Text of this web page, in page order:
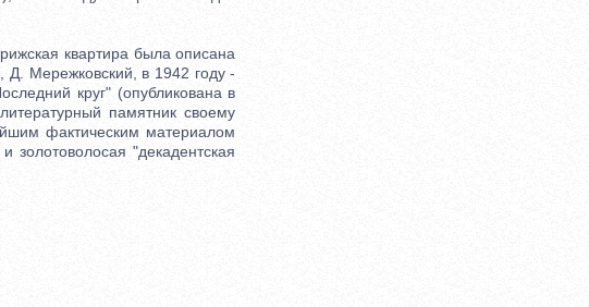
квартира была описана
Д. Мережковский, в 1942 году -
круг" (опубликована в
памятник своему
фактическим материалом
"декадентская